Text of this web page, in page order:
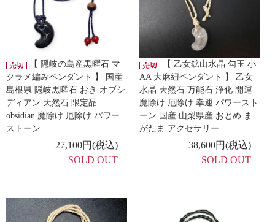
【 隠岐の島産黒曜石 マ
クラメ編みペンダント 】 国産
島根県 隠岐黒曜石 おき オブシ
ディアン 天然石 限定品
obsidian 魔除け 厄除け パワー
ストーン
27,100円(税込)
SOLD OUT
【 乙女鉱山水晶 勾玉 小
AA 大麻紐ペンダント 】 乙女
水晶 天然石 万能石 浄化 開運
魔除け 厄除け 幸運 パワースト
ーン 国産 山梨県産 おとめ ま
がたま アクセサリー
38,600円(税込)
SOLD OUT